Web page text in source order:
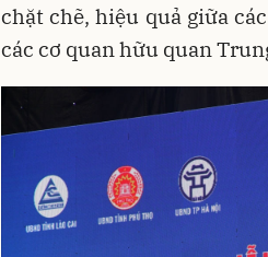
chặt chẽ, hiệu quả giữa
các cơ quan hữu quan